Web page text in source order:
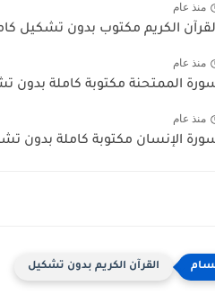
منذ عام
الكريم مكتوب بدون تشكيل
منذ عام
الممتحنة مكتوبة كاملة بدون
منذ عام
الإنسان مكتوبة كاملة بدون
القرآن الكريم بدون تشكيل